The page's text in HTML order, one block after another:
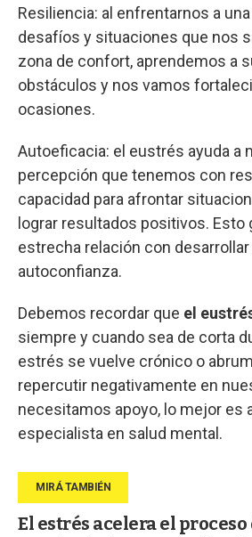
Resiliencia: al enfrentarnos a
desafíos y situaciones que nos
zona de confort, aprendemos a
obstáculos y nos vamos
ocasiones.
Autoeficacia: el eustrés ayuda a
percepción que tenemos con
capacidad para afrontar
lograr resultados positivos. Esto
estrecha relación con
autoconfianza.
Debemos recordar que el
siempre y cuando sea de corta
estrés se vuelve crónico o
repercutir negativamente en
necesitamos apoyo, lo mejor es
especialista en salud mental.
El estrés acelera el proceso